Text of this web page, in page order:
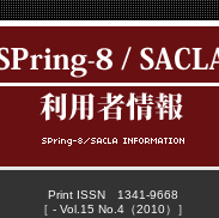
Print ISSN 1341-9668
［ - Vol.15 No.4（2010）］